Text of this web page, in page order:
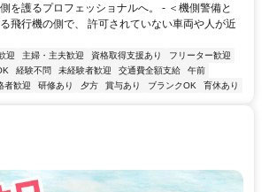
を護るプロフェッショナルへ。 - ＜機側警備と
飛行機の側で、 許可されていない車両や人が近
迎 主婦・主夫歓迎 資格取得支援あり
フリーター歓迎
経験不問 未経験者歓迎 交通費全額支給
午前
者歓迎 研修あり 夕方 賞与あり ブランクOK 育休あり